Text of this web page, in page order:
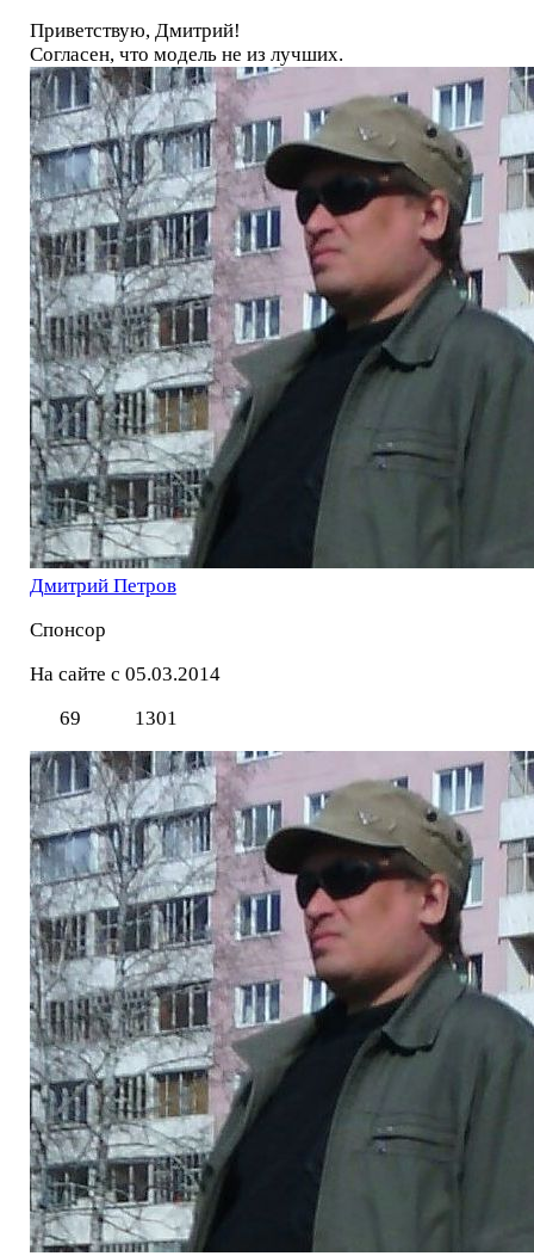
Приветствую, Дмитрий!
Согласен, что модель не из лучших.
Дмитрий Петров
Спонсор
На сайте с 05.03.2014
69
1301